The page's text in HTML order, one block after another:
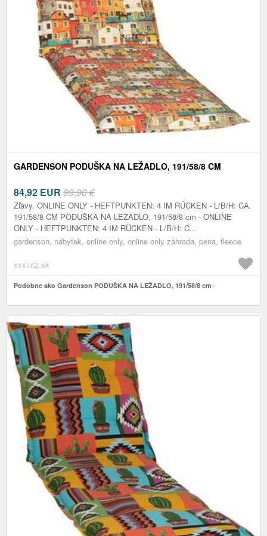
GARDENSON PODUŠKA NA LEŽADLO, 191/58/8 CM
84,92 EUR 99,90 €
Zľavy. ONLINE ONLY - HEFTPUNKTEN: 4 IM RÜCKEN - L/B/H: CA.
191/58/8 CM PODUŠKA NA LEŽADLO, 191/58/8 cm - ONLINE
ONLY - HEFTPUNKTEN: 4 IM RÜCKEN - L/B/H: C...
gardenson, nábytek, online only, online only záhrada, pena, fleece
xxxlutz.sk
Podobne ako Gardenson PODUŠKA NA LEŽADLO, 191/58/8 cm